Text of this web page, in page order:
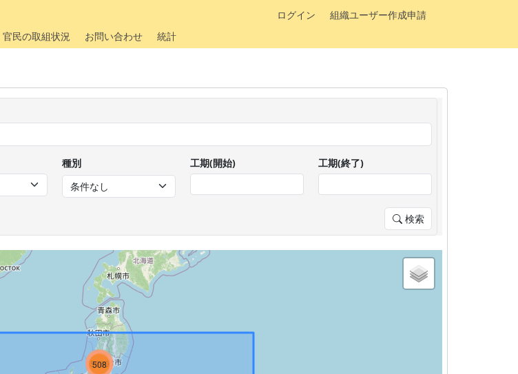
ログイン
組織ユーザー作成申請
官民の取組状況 お問い合わせ 統計
種別 工期(開始) 工期(終了)
検索
508
5089
5784